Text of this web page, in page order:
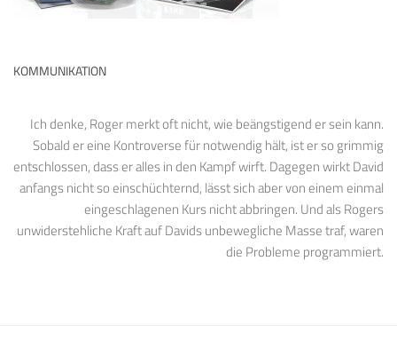
KOMMUNIKATION
Ich denke, Roger merkt oft nicht, wie beängstigend er sein kann.
Sobald er eine Kontroverse für notwendig hält, ist er so grimmig
entschlossen, dass er alles in den Kampf wirft. Dagegen wirkt David
anfangs nicht so einschüchternd, lässt sich aber von einem einmal
eingeschlagenen Kurs nicht abbringen. Und als Rogers
unwiderstehliche Kraft auf Davids unbewegliche Masse traf, waren
die Probleme programmiert.